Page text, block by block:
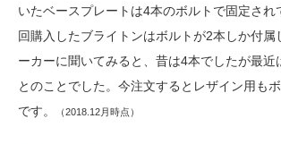
いたベースプレートは4本のボルトで固定され
回購入したブライトンはボルトが2本しか付属
ーカーに聞いてみると、昔は4本でしたが最近
とのことでした。今注文するとレザイン用も
です。
（2018.12月時点）